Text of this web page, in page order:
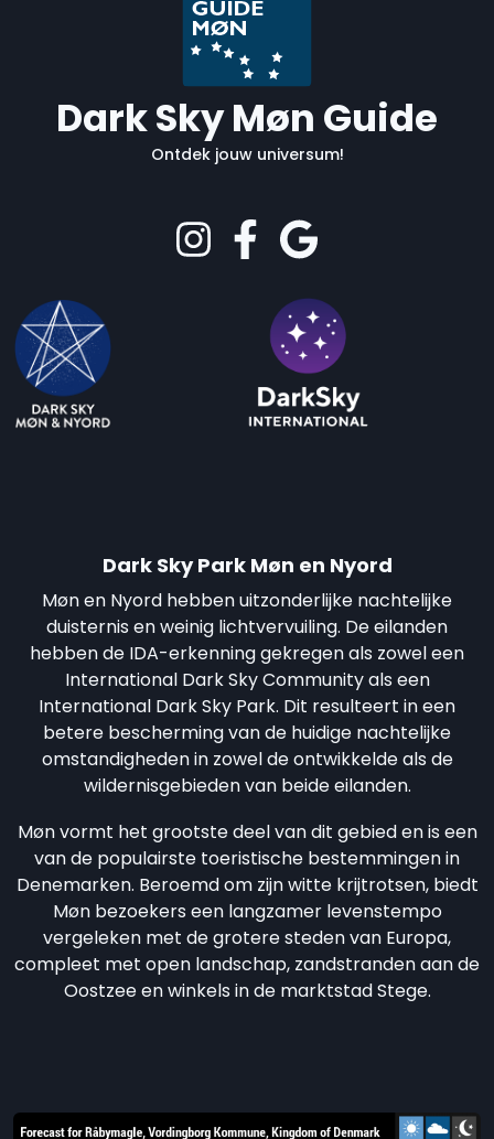
Dark Sky Møn Guide
Ontdek jouw universum!
Dark Sky Park Møn en Nyord
Møn en Nyord hebben uitzonderlijke nachtelijke
duisternis en weinig lichtvervuiling. De eilanden
hebben de IDA-erkenning gekregen als zowel een
International Dark Sky Community als een
International Dark Sky Park. Dit resulteert in een
betere bescherming van de huidige nachtelijke
omstandigheden in zowel de ontwikkelde als de
wildernisgebieden van beide eilanden.
Møn vormt het grootste deel van dit gebied en is een
van de populairste toeristische bestemmingen in
Denemarken. Beroemd om zijn witte krijtrotsen, biedt
Møn bezoekers een langzamer levenstempo
vergeleken met de grotere steden van Europa,
compleet met open landschap, zandstranden aan de
Oostzee en winkels in de marktstad Stege.